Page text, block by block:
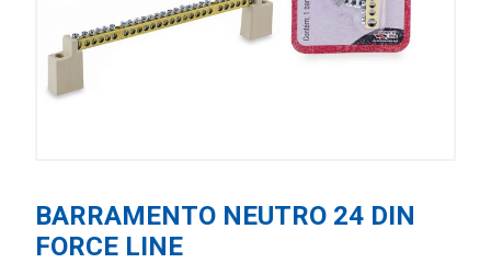
BARRAMENTO NEUTRO 24 DIN
FORCE LINE